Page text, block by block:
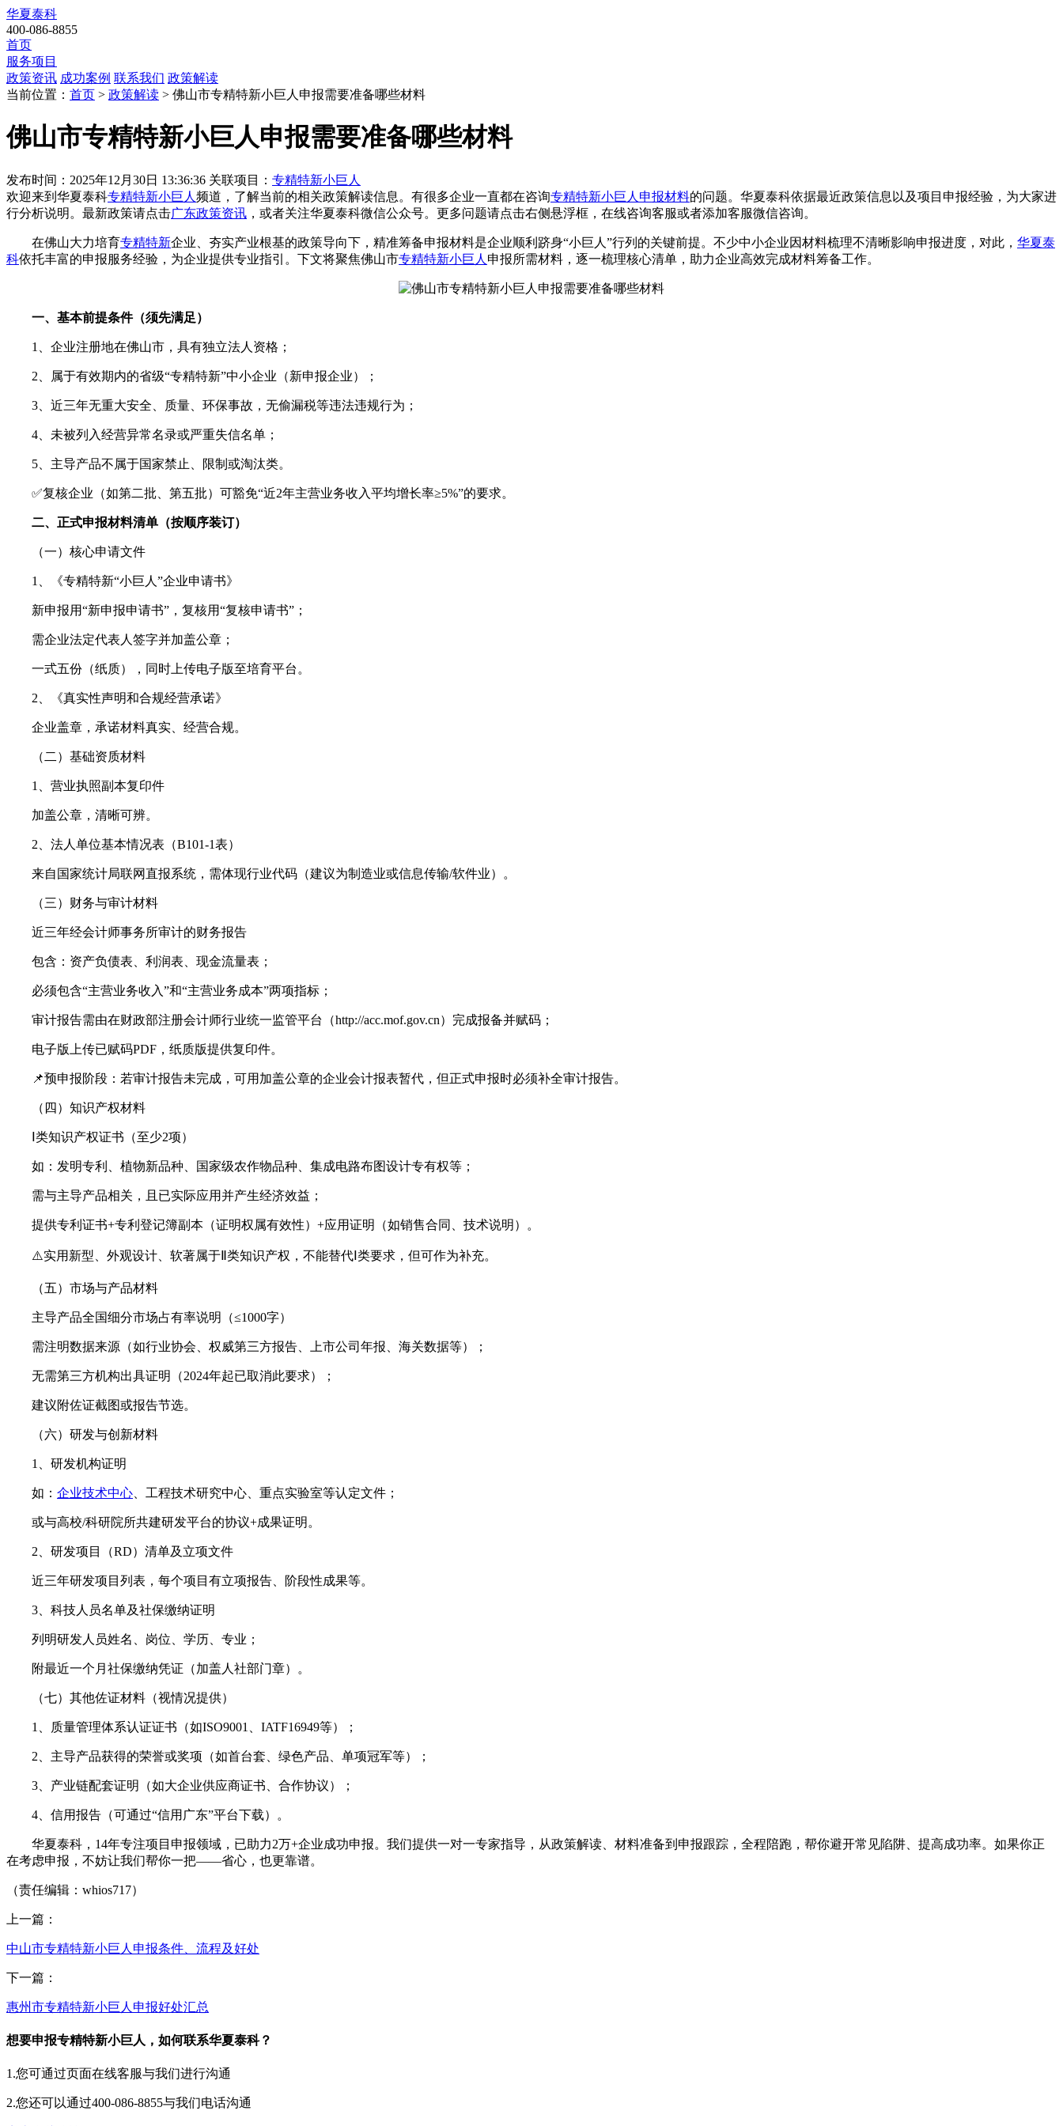
华夏泰科
400-086-8855
首页
服务项目
政策资讯 成功案例 联系我们 政策解读
当前位置： 首页 > 政策解读 > 佛山市专精特新小巨人申报需要准备哪些材料
佛山市专精特新小巨人申报需要准备哪些材料
发布时间：2025年12月30日 13:36:36 关联项目： 专精特新小巨人
欢迎来到华夏泰科专精特新小巨人 频道，了解当前的相关政策解读信息。有很多企业一直都在咨询专精特新小巨人申报材料的问题。华夏泰科依据最近政策信息以及项目申报经验，为大家进
行分析说明。最新政策请点击广东政策资讯 ，或者关注华夏泰科微信公众号。更多问题请点击右侧悬浮框，在线咨询客服或者添加客服微信咨询。
在佛山大力培育专精特新企业、夯实产业根基的政策导向下，精准筹备申报材料是企业顺利跻身“小巨人”行列的关键前提。不少中小企业因材料梳理不清晰影响申报进度，对此， 华夏泰
科依托丰富的申报服务经验，为企业提供专业指引。下文将聚焦佛山市专精特新小巨人 申报所需材料，逐一梳理核心清单，助力企业高效完成材料筹备工作。
一、基本前提条件（须先满足）
1、企业注册地在佛山市，具有独立法人资格；
2、属于有效期内的省级“专精特新”中小企业（新申报企业）；
3、近三年无重大安全、质量、环保事故，无偷漏税等违法违规行为；
4、未被列入经营异常名录或严重失信名单；
5、主导产品不属于国家禁止、限制或淘汰类。
✅复核企业（如第二批、第五批）可豁免“近2年主营业务收入平均增长率≥5%”的要求。
二、正式申报材料清单（按顺序装订）
（一）核心申请文件
1、《专精特新“小巨人”企业申请书》
新申报用“新申报申请书”，复核用“复核申请书”；
需企业法定代表人签字并加盖公章；
一式五份（纸质），同时上传电子版至培育平台。
2、《真实性声明和合规经营承诺》
企业盖章，承诺材料真实、经营合规。
（二）基础资质材料
1、营业执照副本复印件
加盖公章，清晰可辨。
2、法人单位基本情况表（B101-1表）
来自国家统计局联网直报系统，需体现行业代码（建议为制造业或信息传输/软件业）。
（三）财务与审计材料
近三年经会计师事务所审计的财务报告
包含：资产负债表、利润表、现金流量表；
必须包含“主营业务收入”和“主营业务成本”两项指标；
审计报告需由在财政部注册会计师行业统一监管平台（http://acc.mof.gov.cn）完成报备并赋码；
电子版上传已赋码PDF，纸质版提供复印件。
📌预申报阶段：若审计报告未完成，可用加盖公章的企业会计报表暂代，但正式申报时必须补全审计报告。
（四）知识产权材料
Ⅰ类知识产权证书（至少2项）
如：发明专利、植物新品种、国家级农作物品种、集成电路布图设计专有权等；
需与主导产品相关，且已实际应用并产生经济效益；
提供专利证书+专利登记簿副本（证明权属有效性）+应用证明（如销售合同、技术说明）。
⚠️实用新型、外观设计、软著属于Ⅱ类知识产权，不能替代Ⅰ类要求，但可作为补充。
（五）市场与产品材料
主导产品全国细分市场占有率说明（≤1000字）
需注明数据来源（如行业协会、权威第三方报告、上市公司年报、海关数据等）；
无需第三方机构出具证明（2024年起已取消此要求）；
建议附佐证截图或报告节选。
（六）研发与创新材料
1、研发机构证明
如： 企业技术中心 、工程技术研究中心、重点实验室等认定文件；
或与高校/科研院所共建研发平台的协议+成果证明。
2、研发项目（RD）清单及立项文件
近三年研发项目列表，每个项目有立项报告、阶段性成果等。
3、科技人员名单及社保缴纳证明
列明研发人员姓名、岗位、学历、专业；
附最近一个月社保缴纳凭证（加盖人社部门章）。
（七）其他佐证材料（视情况提供）
1、质量管理体系认证证书（如ISO9001、IATF16949等）；
2、主导产品获得的荣誉或奖项（如首台套、绿色产品、单项冠军等）；
3、产业链配套证明（如大企业供应商证书、合作协议）；
4、信用报告（可通过“信用广东”平台下载）。
华夏泰科，14年专注项目申报领域，已助力2万+企业成功申报。我们提供一对一专家指导，从政策解读、材料准备到申报跟踪，全程陪跑，帮你避开常见陷阱、提高成功率。如果你正
在考虑申报，不妨让我们帮你一把——省心，也更靠谱。
（责任编辑：whios717）
上一篇：
中山市专精特新小巨人申报条件、流程及好处
下一篇：
惠州市专精特新小巨人申报好处汇总
想要申报专精特新小巨人，如何联系华夏泰科？
1.您可通过页面在线客服与我们进行沟通
2.您还可以通过400-086-8855与我们电话沟通